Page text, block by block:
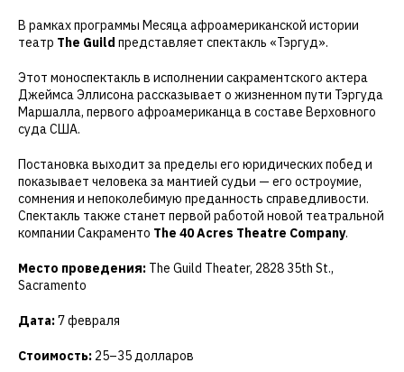
В рамках программы Месяца афроамериканской истории
театр The Guild представляет спектакль «Тэргуд».
Этот моноспектакль в исполнении сакраментского актера
Джеймса Эллисона рассказывает о жизненном пути Тэргуда
Маршалла, первого афроамериканца в составе Верховного
суда США.
Постановка выходит за пределы его юридических побед и
показывает человека за мантией судьи — его остроумие,
сомнения и непоколебимую преданность справедливости.
Спектакль также станет первой работой новой театральной
компании Сакраменто The 40 Acres Theatre Company.
Место проведения: The Guild Theater, 2828 35th St.,
Sacramento
Дата:7 февраля
Стоимость: 25–35 долларов